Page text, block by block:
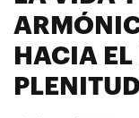
HACIA
PLENITUD